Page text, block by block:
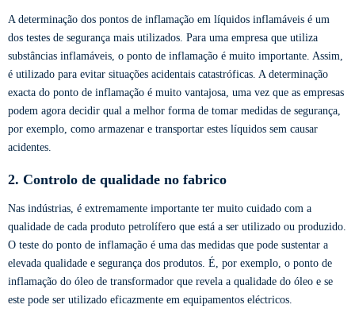
A determinação dos pontos de inflamação em líquidos inflamáveis é um
dos testes de segurança mais utilizados. Para uma empresa que utiliza
substâncias inflamáveis, o ponto de inflamação é muito importante. Assim,
é utilizado para evitar situações acidentais catastróficas. A determinação
exacta do ponto de inflamação é muito vantajosa, uma vez que as empresas
podem agora decidir qual a melhor forma de tomar medidas de segurança,
por exemplo, como armazenar e transportar estes líquidos sem causar
acidentes.
2. Controlo de qualidade no fabrico
Nas indústrias, é extremamente importante ter muito cuidado com a
qualidade de cada produto petrolífero que está a ser utilizado ou produzido.
O teste do ponto de inflamação é uma das medidas que pode sustentar a
elevada qualidade e segurança dos produtos. É, por exemplo, o ponto de
inflamação do óleo de transformador que revela a qualidade do óleo e se
este pode ser utilizado eficazmente em equipamentos eléctricos.